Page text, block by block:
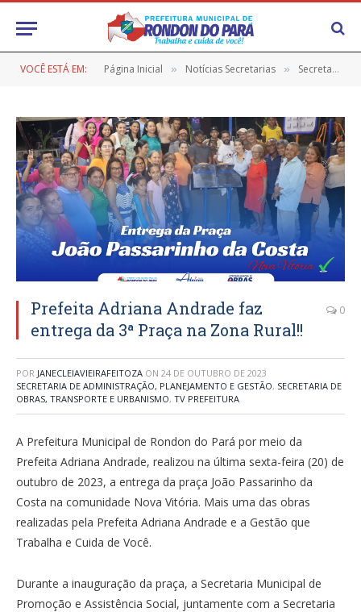
VOCÊ ESTÁ EM: Página Inicial » Notícias Secretarias » Secretaria de Administração, Planejamento e Gestão
Prefeita Adriana Andrade faz
entrega da 3ª Praça na Zona Rural!!
0
POR JANECLEIAVIEIRAFEITOZA ON 24 DE OUTUBRO DE 2023
SECRETARIA DE ADMINISTRAÇÃO, PLANEJAMENTO E GESTÃO, SECRETARIA DE
OBRAS, TRANSPORTE E URBANISMO, TV PREFEITURA
A Prefeitura Municipal de Rondon do Pará por meio da
Prefeita Adriana Andrade, realizou na última sexta-feira (20) de
outubro de 2023, a entrega da praça João Passarinho da
Costa na comunidade Nova Vitória. Mais uma das obras
realizadas pela Prefeita Adriana Andrade e a Gestão que
Trabalha e Cuida de Você.
Durante a inauguração da praça, a Secretaria Municipal de
Promoção e Assistência Social, juntamente com a Secretaria